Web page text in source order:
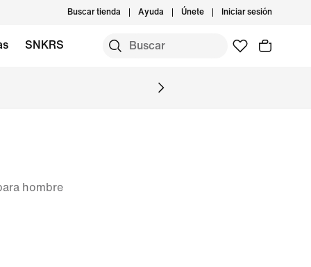
Buscar tienda Ayuda Únete Iniciar sesión
SNKRS
hombre